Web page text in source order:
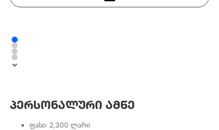
პერსონალური ამწე
ფასი: 2,300 ლარი